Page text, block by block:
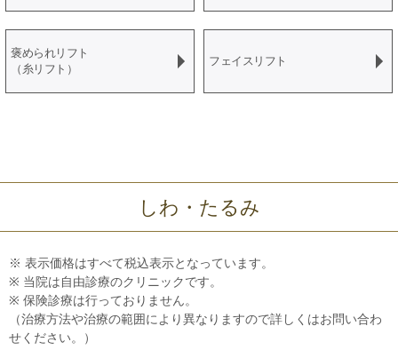
褒められリフト
（糸リフト）
フェイスリフト
しわ・たるみ
※ 表示価格はすべて税込表示となっています。
※ 当院は自由診療のクリニックです。
※ 保険診療は行っておりません。
（治療方法や治療の範囲により異なりますので詳しくはお問い合わ
せください。）